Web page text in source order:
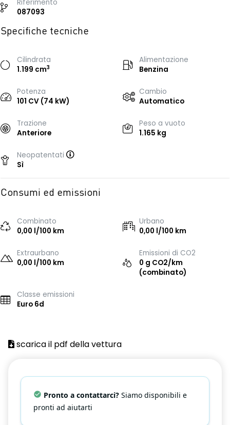
Riferimento
087093
Specifiche tecniche
Cilindrata
1.199 cm3
Alimentazione
Benzina
Potenza
101 CV (74 kW)
Cambio
Automatico
Trazione
Anteriore
Peso a vuoto
1.165 kg
Neopatentati
Sì
Consumi ed emissioni
Combinato
0,00 l/100 km
Urbano
0,00 l/100 km
Extraurbano
0,00 l/100 km
Emissioni di CO2
0 g CO2/km
(combinato)
Classe emissioni
Euro 6d
scarica il pdf della vettura
Pronto a contattarci? Siamo disponibili e
pronti ad aiutarti